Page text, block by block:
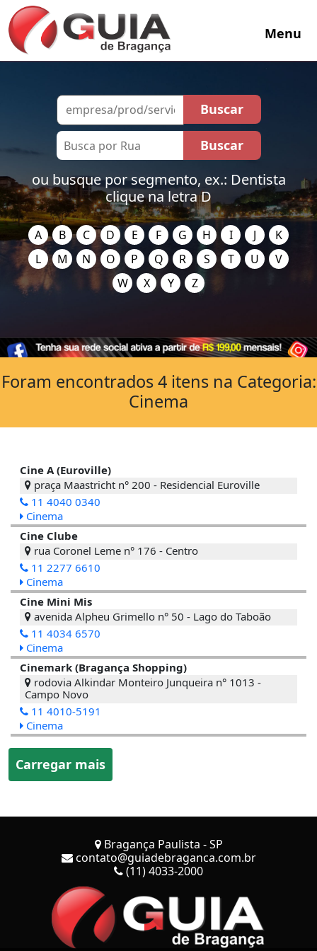
Menu
ou busque por segmento, ex.: Dentista
clique na letra D
A B C D E F G H I J
K
L
M N O P Q R S T U
V
W
X Y Z
Cine A (Euroville)
praça Maastricht n° 200 - Residencial Euroville
11 4040 0340
Cinema
Cine Clube
rua Coronel Leme n° 176 - Centro
11 2277 6610
Cinema
Cine Mini Mis
avenida Alpheu Grimello n° 50 - Lago do Taboão
11 4034 6570
Cinema
Cinemark (Bragança Shopping)
rodovia Alkindar Monteiro Junqueira n° 1013 -
Campo Novo
11 4010-5191
Cinema
Carregar mais
Foram encontrados 4 itens na Categoria:
Cinema
Bragança Paulista - SP
contato@guiadebraganca.com.br
(11) 4033-2000